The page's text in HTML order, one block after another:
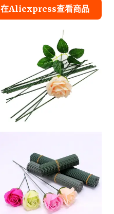
在Aliexpress查看商品